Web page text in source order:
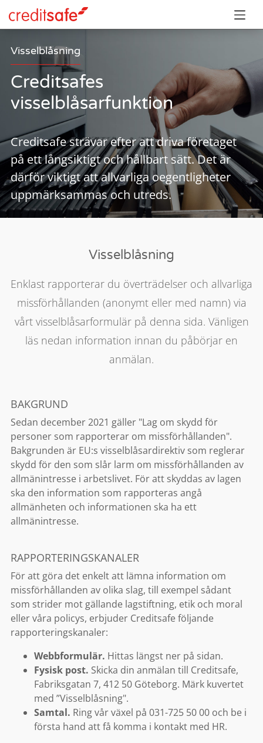
Visselblåsning
Creditsafes
visselblåsarfunktion
Creditsafe strävar efter att driva företaget
på ett långsiktigt och hållbart sätt. Det är
därför viktigt att allvarliga oegentligheter
uppmärksammas och utreds.
Visselblåsning
Enklast rapporterar du överträdelser och allvarliga
missförhållanden (anonymt eller med namn) via
vårt visselblåsarformulär på denna sida. Vänligen
läs nedan information innan du påbörjar en
anmälan.
BAKGRUND
Sedan december 2021 gäller "Lag om skydd för
personer som rapporterar om missförhållanden".
Bakgrunden är EU:s visselblåsardirektiv som reglerar
skydd för den som slår larm om missförhållanden av
allmänintresse i arbetslivet. För att skyddas av lagen
ska den information som rapporteras angå
allmänheten och informationen ska ha ett
allmänintresse.
RAPPORTERINGSKANALER
För att göra det enkelt att lämna information om
missförhållanden av olika slag, till exempel sådant
som strider mot gällande lagstiftning, etik och moral
eller våra policys, erbjuder Creditsafe följande
rapporteringskanaler:
Webbformulär. Hittas längst ner på sidan.
Fysisk post. Skicka din anmälan till Creditsafe,
Fabriksgatan 7, 412 50 Göteborg. Märk kuvertet
med ”Visselblåsning".
Samtal. Ring vår växel på 031-725 50 00 och be i
första hand att få komma i kontakt med HR.